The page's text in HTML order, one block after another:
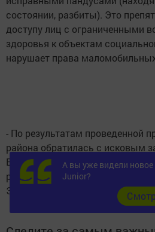
состоянии, разбиты). Это
доступу лиц с ограниченными
здоровья к объектам
нарушает права
- По результатам проведенной
района обратилась с исковым
Верхнеуслонский районный суд,
рассмотрении, - сообщил
Эдуард Садреев.
А вы уже видели
Junior?